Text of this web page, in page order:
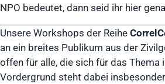
NPO bedeutet, dann seid ihr hier
Unsere Workshops der Reihe
an ein breites Publikum aus der
offen für alle, die sich für das Thema
Vordergrund steht dabei